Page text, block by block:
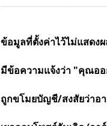
ข้อมูลที่ตั้งค่าไว้ไม่แสดง
มีข้อความแจ้งว่า "คุณอ
ถูกขโมยบัญชี/สงสัยว่าอ